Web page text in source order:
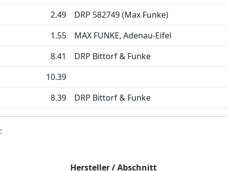
2.49 DRP 582749 (Max Funke)
1.55 MAX FUNKE, Adenau-Eifel
8.41 DRP Bittorf & Funke
10.39
8.39 DRP Bittorf & Funke
:
Hersteller / Abschnitt